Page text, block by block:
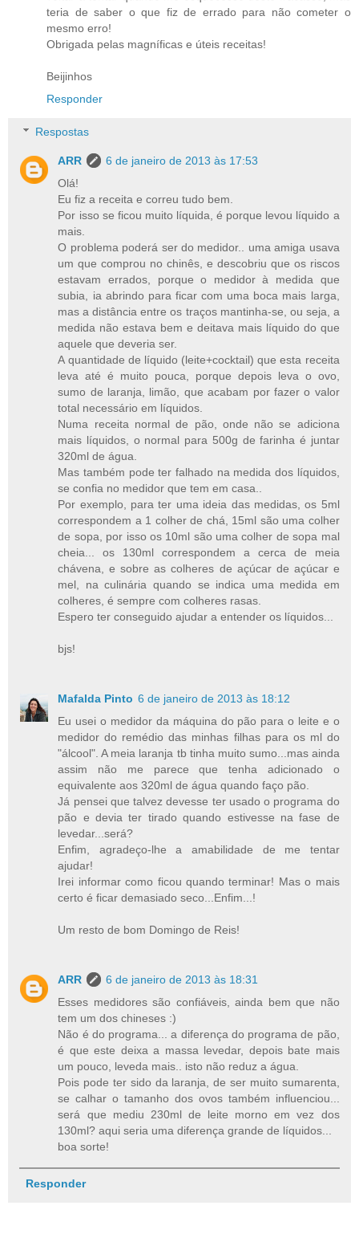
teria de saber o que fiz de errado para não cometer o
mesmo erro!
Obrigada pelas magníficas e úteis receitas!
Beijinhos
Responder
Respostas
ARR
6 de janeiro de 2013 às 17:53
Olá!
Eu fiz a receita e correu tudo bem.
Por isso se ficou muito líquida, é porque levou líquido a
mais.
O problema poderá ser do medidor.. uma amiga usava
um que comprou no chinês, e descobriu que os riscos
estavam errados, porque o medidor à medida que
subia, ia abrindo para ficar com uma boca mais larga,
mas a distância entre os traços mantinha-se, ou seja, a
medida não estava bem e deitava mais líquido do que
aquele que deveria ser.
A quantidade de líquido (leite+cocktail) que esta receita
leva até é muito pouca, porque depois leva o ovo,
sumo de laranja, limão, que acabam por fazer o valor
total necessário em líquidos.
Numa receita normal de pão, onde não se adiciona
mais líquidos, o normal para 500g de farinha é juntar
320ml de água.
Mas também pode ter falhado na medida dos líquidos,
se confia no medidor que tem em casa..
Por exemplo, para ter uma ideia das medidas, os 5ml
correspondem a 1 colher de chá, 15ml são uma colher
de sopa, por isso os 10ml são uma colher de sopa mal
cheia... os 130ml correspondem a cerca de meia
chávena, e sobre as colheres de açúcar de açúcar e
mel, na culinária quando se indica uma medida em
colheres, é sempre com colheres rasas.
Espero ter conseguido ajudar a entender os líquidos...
bjs!
Mafalda Pinto 6 de janeiro de 2013 às 18:12
Eu usei o medidor da máquina do pão para o leite e o
medidor do remédio das minhas filhas para os ml do
"álcool". A meia laranja tb tinha muito sumo...mas ainda
assim não me parece que tenha adicionado o
equivalente aos 320ml de água quando faço pão.
Já pensei que talvez devesse ter usado o programa do
pão e devia ter tirado quando estivesse na fase de
levedar...será?
Enfim, agradeço-lhe a amabilidade de me tentar
ajudar!
Irei informar como ficou quando terminar! Mas o mais
certo é ficar demasiado seco...Enfim...!
Um resto de bom Domingo de Reis!
ARR
6 de janeiro de 2013 às 18:31
Esses medidores são confiáveis, ainda bem que não
tem um dos chineses :)
Não é do programa... a diferença do programa de pão,
é que este deixa a massa levedar, depois bate mais
um pouco, leveda mais.. isto não reduz a água.
Pois pode ter sido da laranja, de ser muito sumarenta,
se calhar o tamanho dos ovos também influenciou...
será que mediu 230ml de leite morno em vez dos
130ml? aqui seria uma diferença grande de líquidos...
boa sorte!
Responder